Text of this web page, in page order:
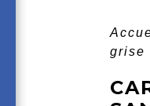
grise